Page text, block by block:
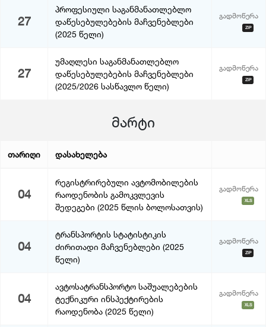
27
პროფესიული საგანმანათლებლო
დაწესებულებების მაჩვენებლები
(2025 წელი)
გადმოწერა
ZIP
27
უმაღლესი საგანმანათლებლო
დაწესებულებების მაჩვენებლები
(2025/2026 სასწავლო წელი)
გადმოწერა
ZIP
მარტი
თარიღი დასახელება
04
რეგისტრირებული ავტომობილების
რაოდენობის გამოკვლევის
შედეგები (2025 წლის ბოლოსათვის)
გადმოწერა
XLS
04
ტრანსპორტის სტატისტიკის
ძირითადი მაჩვენებლები (2025
წელი)
გადმოწერა
ZIP
04
ავტოსატრანსპორტო საშუალებების
ტექნიკური ინსპექტირების
რაოდენობა (2025 წელი)
გადმოწერა
XLS